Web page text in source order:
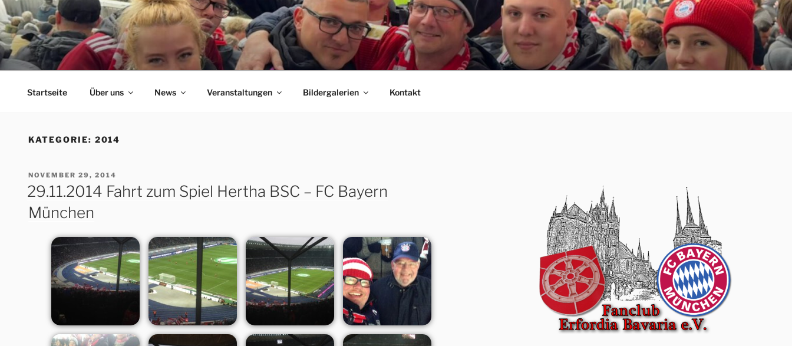
Zum
Inhalt
springen
ERFORDIA BAVARIA E.V.
Herzlich Willkommen auf der Homepage des Erfurter FC Bayern München Fanclubs Erfordia Bavaria e.V.
Startseite Über uns News Veranstaltungen Bildergalerien Kontakt
KATEGORIE: 2014
VERÖFFENTLICHT
AM
NOVEMBER 29, 2014
29.11.2014 Fahrt zum Spiel Hertha BSC – FC Bayern
München